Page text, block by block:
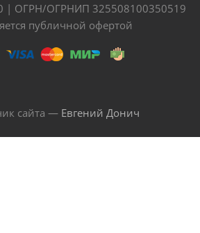
| ОГРН/ОГРНИП 325508100350519
публичной офертой
сайта — Евгений Донич